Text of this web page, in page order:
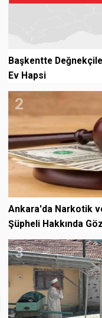
Başkentte
Ev Hapsi
2
Ankara'da Narkotik
Şüpheli Hakkında
3